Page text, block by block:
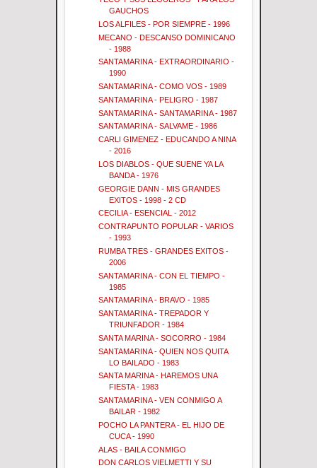
GAUCHOS
LOS ALFILES - POR SIEMPRE - 1996
MECANO - DESCANSO DOMINICANO
- 1988
SANTAMARINA - EXTRAORDINARIO -
1990
SANTAMARINA - COMO VOS - 1989
SANTAMARINA - PELIGRO - 1987
SANTAMARINA - SANTAMARINA - 1987
SANTAMARINA - SALVAME - 1986
CARLI GIMENEZ - EDUCANDO A NINA
- 2016
LOS DIABLOS - QUE SUENE YA LA
BANDA - 1976
GEORGIE DANN - MIS GRANDES
EXITOS - 1998 - 2 CD
CECILIA - ESENCIAL - 2012
CONTRAPUNTO POPULAR - VARIOS
- 1993
RUMBA TRES - GRANDES EXITOS -
2006
SANTAMARINA - CON EL TIEMPO -
1985
SANTAMARINA - BRAVO - 1985
SANTAMARINA - TREPADOR Y
TRIUNFADOR - 1984
SANTA MARINA - SOCORRO - 1984
SANTAMARINA - QUIEN NOS QUITA
LO BAILADO - 1983
SANTA MARINA - HAREMOS UNA
FIESTA - 1983
SANTAMARINA - VEN CONMIGO A
BAILAR - 1982
POCHO LA PANTERA - EL HIJO DE
CUCA - 1990
ALAS - BAILA CONMIGO
DON CARLOS VIELMETTI Y SU